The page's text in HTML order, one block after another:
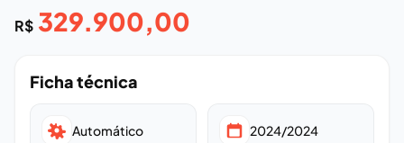
R$ 329.900,00
Ficha técnica
Automático 2024/2024